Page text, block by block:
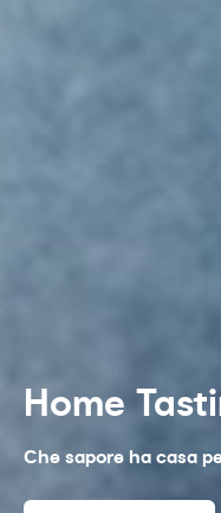
Home
Che sapore ha casa